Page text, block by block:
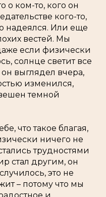
о ком-то, кого он
кого-то,
надеялся. Или еще
вестей. Мы
если физически
солнце светит все
выглядел вчера,
изменился,
темной
что такое благая,
ничего не
трудностями
стал другим, он
это не
– потому что мы